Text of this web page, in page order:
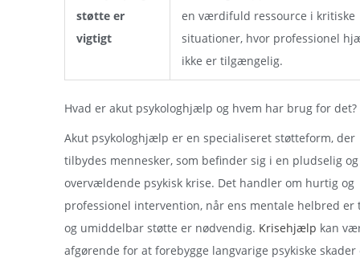
støtte er
vigtigt
en værdifuld ressource i kritiske
situationer, hvor professionel
ikke er tilgængelig.
Hvad er akut psykologhjælp og hvem har brug for det?
Akut psykologhjælp er en specialiseret støtteform, der
tilbydes mennesker, som befinder sig i en pludselig og
overvældende psykisk krise. Det handler om hurtig og
professionel intervention, når ens mentale helbred er
og umiddelbar støtte er nødvendig. Krisehjælp kan
afgørende for at forebygge langvarige psykiske skader